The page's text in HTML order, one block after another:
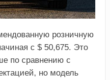
розничную
с $ 50,675. Это
по сравнению с
но модель